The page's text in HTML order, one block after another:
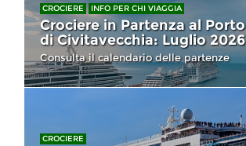
CROCIERE INFO PER CHI VIAGGIA
Crociere in Partenza al Porto
di Civitavecchia: Luglio 2026
Consulta il calendario delle partenze
CROCIERE